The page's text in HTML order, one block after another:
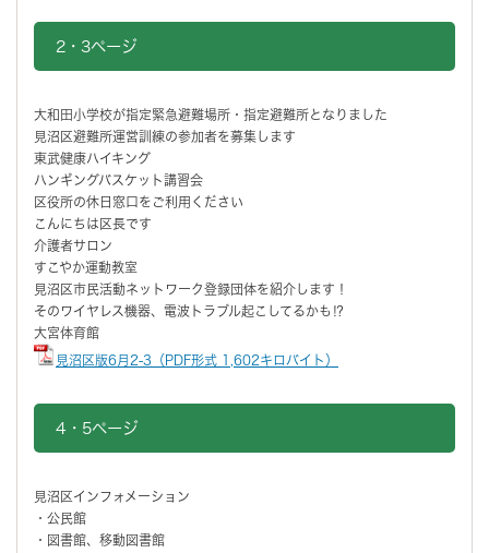
2・3ページ
大和田小学校が指定緊急避難場所・指定避難所となりました
見沼区避難所運営訓練の参加者を募集します
東武健康ハイキング
ハンギングバスケット講習会
区役所の休日窓口をご利用ください
こんにちは区長です
介護者サロン
すこやか運動教室
見沼区市民活動ネットワーク登録団体を紹介します！
そのワイヤレス機器、電波トラブル起こしてるかも⁉
大宮体育館
見沼区版6月2-3（PDF形式 1,602キロバイト）
4・5ページ
見沼区インフォメーション
・公民館
・図書館、移動図書館